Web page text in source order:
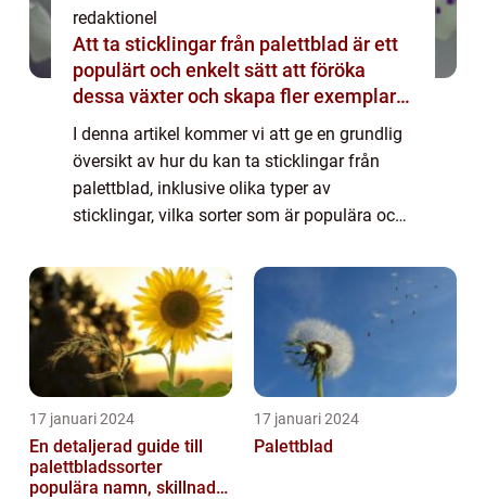
redaktionel
Att ta sticklingar från palettblad är ett
populärt och enkelt sätt att föröka
dessa växter och skapa fler exemplar
av dina favoritsorter
I denna artikel kommer vi att ge en grundlig
översikt av hur du kan ta sticklingar från
palettblad, inklusive olika typer av
sticklingar, vilka sorter som är populära och
sticklingsprocess. Översikt över att ta
stickl...
17 januari 2024
En detaljerad guide till
palettbladssorter
populära namn, skillnader
17 januari 2024
Palettblad